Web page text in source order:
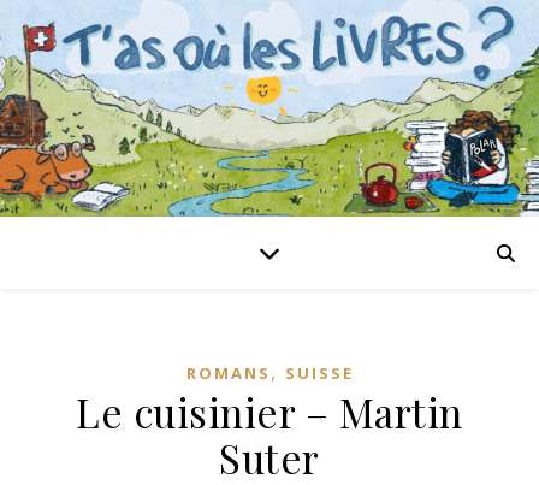
ROMANS , SUISSE
Le cuisinier – Martin
Suter